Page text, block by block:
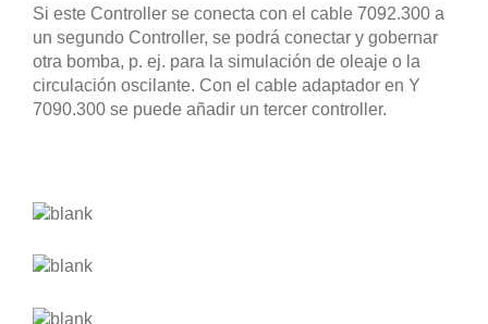
Si este Controller se conecta con el cable 7092.300 a
un segundo Controller, se podrá conectar y gobernar
otra bomba, p. ej. para la simulación de oleaje o la
circulación oscilante. Con el cable adaptador en Y
7090.300 se puede añadir un tercer controller.